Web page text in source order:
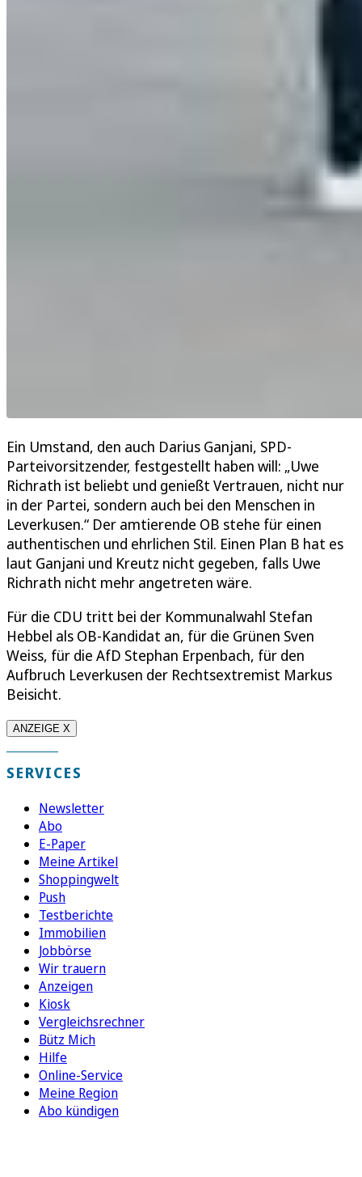
Ein Umstand, den auch Darius Ganjani, SPD-
Parteivorsitzender, festgestellt haben will: „Uwe
Richrath ist beliebt und genießt Vertrauen, nicht nur
in der Partei, sondern auch bei den Menschen in
Leverkusen.“ Der amtierende OB stehe für einen
authentischen und ehrlichen Stil. Einen Plan B hat es
laut Ganjani und Kreutz nicht gegeben, falls Uwe
Richrath nicht mehr angetreten wäre.
Für die CDU tritt bei der Kommunalwahl Stefan
Hebbel als OB-Kandidat an, für die Grünen Sven
Weiss, für die AfD Stephan Erpenbach, für den
Aufbruch Leverkusen der Rechtsextremist Markus
Beisicht.
ANZEIGE X
SERVICES
Newsletter
Abo
E-Paper
Meine Artikel
Shoppingwelt
Push
Testberichte
Immobilien
Jobbörse
Wir trauern
Anzeigen
Kiosk
Vergleichsrechner
Bütz Mich
Hilfe
Online-Service
Meine Region
Abo kündigen